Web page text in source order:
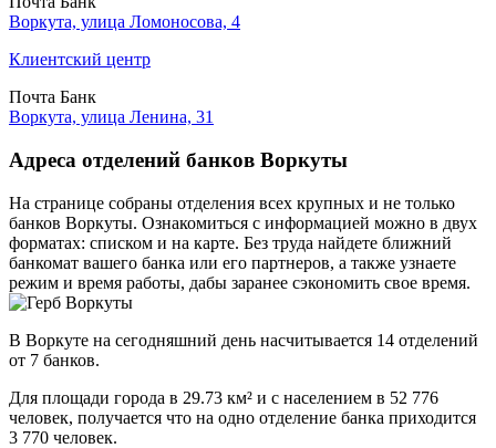
Воркута, улица Ломоносова, 4
Клиентский центр
Почта Банк
Воркута, улица Ленина, 31
Адреса отделений банков Воркуты
На странице собраны отделения всех крупных и не только
банков Воркуты. Ознакомиться с информацией можно в двух
форматах: списком и на карте. Без труда найдете ближний
банкомат вашего банка или его партнеров, а также узнаете
режим и время работы, дабы заранее сэкономить свое время.
В Воркуте на сегодняшний день насчитывается 14 отделений
от 7 банков.
Для площади города в 29.73 км² и с населением в 52 776
человек, получается что на одно отделение банка приходится
3 770 человек.